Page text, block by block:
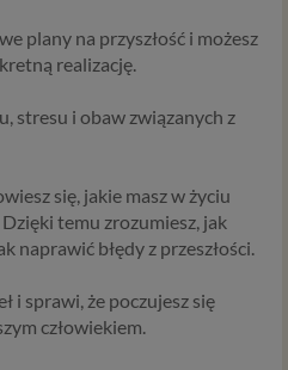
plany na przyszłość i możesz
realizację.
stresu i obaw związanych z
się, jakie masz w życiu
temu zrozumiesz, jak
naprawić błędy z przeszłości.
i sprawi, że poczujesz się
człowiekiem.
niezbędnych do jego
podanych przez Ciebie w
a Ty nie mógłbyś z niej
interesów realizowanych
przez stronę trzecią. Ta
danych dotyczy
nasze usprawiedliwione
między innymi konieczność